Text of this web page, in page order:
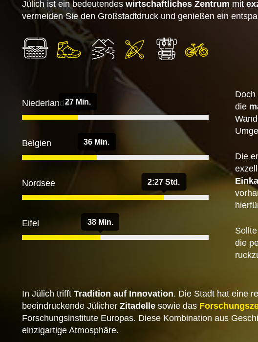
Jülich ist ein bedeutendes wirtschaftliches Zentrum mit
vermeiden Sie den Großstadtdruck und genießen ein
Niederlande27 Min.
Belgien 36 Min.
Nordsee 2:27 Std.
Eifel 38 Min.
Doch
die
Die
die
In Jülich trifft Tradition auf Innovation. Die Stadt hat eine
beeindruckende Jülicher Zitadelle sowie das
Forschungsinstitute Europas. Diese Kombination aus
einzigartige Atmosphäre.